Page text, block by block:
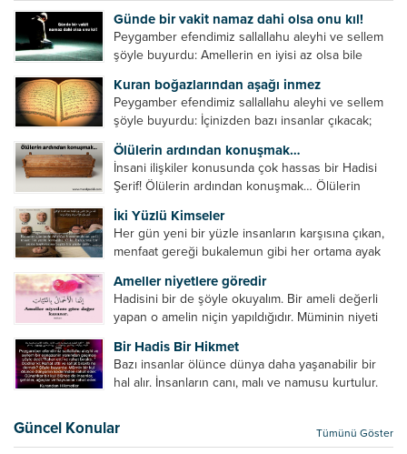
Günde bir vakit namaz dahi olsa onu kıl!
Peygamber efendimiz sallallahu aleyhi ve sellem
şöyle buyurdu: Amellerin en iyisi az olsa bile
bir yere sahiptir. Namaz kul ile Allah arasındaki bir
toplantıdır....
Kuran boğazlarından aşağı inmez
Peygamber efendimiz sallallahu aleyhi ve sellem
şöyle buyurdu: İçinizden bazı insanlar çıkacak;
küçümseyeceksiniz. Onların oruçlarını görünce
kendi oruçlarınızı küçümseyeceksiniz. Onların
amellerini görünce kendi amellerinizi
küçümseyeceksiniz. ...
Ölülerin ardından konuşmak…
İnsani ilişkiler konusunda çok hassas bir Hadisi
Şerif! Ölülerin ardından konuşmak… Ölülerin
küfretmek, sövmek, onların günah ve kusurlarını
zikretmek ölüye zarar vermez, fayda da vermez....
İki Yüzlü Kimseler
Her gün yeni bir yüzle insanların karşısına çıkan,
menfaat gereği bukalemun gibi her ortama ayak
insan grubudur. Müminlerin yanında mümin gibi
duran,...
Ameller niyetlere göredir
Hadisini bir de şöyle okuyalım. Bir ameli değerli
yapan o amelin niçin yapıldığıdır. Müminin niyeti
namazın hiçbir değeri yoktur. Gösteriş için
okunan ezanın hiçbir...
Bir Hadis Bir Hikmet
Bazı insanlar ölünce dünya daha yaşanabilir bir
hal alır. İnsanların canı, malı ve namusu kurtulur.
kurtulur. Ağaçlar onun zulmünden kurtulur....
Güncel Konular Tümünü Göster